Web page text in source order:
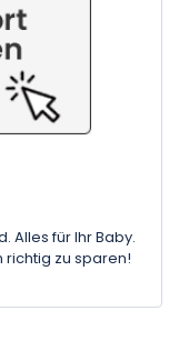
Alles für Ihr Baby.
zu sparen!